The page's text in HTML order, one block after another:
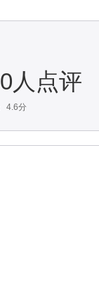
0人点评
4.6分